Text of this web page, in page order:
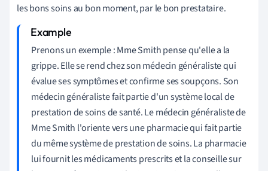
les bons soins au bon moment, par le bon prestataire.
Prenons un exemple : Mme Smith pense qu'elle a la
grippe. Elle se rend chez son médecin généraliste qui
évalue ses symptômes et confirme ses soupçons. Son
médecin généraliste fait partie d'un système local de
prestation de soins de santé. Le médecin généraliste de
Mme Smith l'oriente vers une pharmacie qui fait partie
du même système de prestation de soins. La pharmacie
lui fournit les médicaments prescrits et la conseille sur